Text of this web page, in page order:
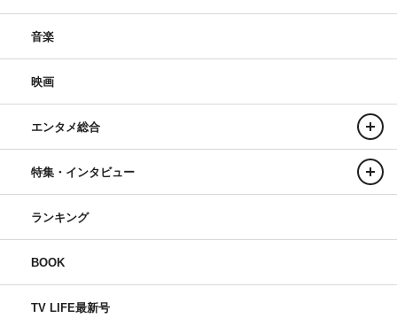
音楽
映画
エンタメ総合
特集・インタビュー
ランキング
BOOK
TV LIFE最新号